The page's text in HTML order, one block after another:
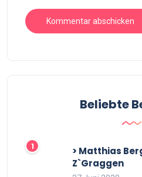
Beliebte
> Matthias
Z`Graggen